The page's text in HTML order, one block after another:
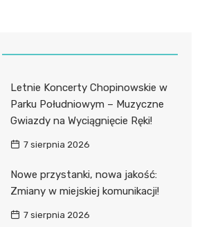
Letnie Koncerty Chopinowskie w
Parku Południowym – Muzyczne
Gwiazdy na Wyciągnięcie Ręki!
7 sierpnia 2026
Nowe przystanki, nowa jakość:
Zmiany w miejskiej komunikacji!
7 sierpnia 2026